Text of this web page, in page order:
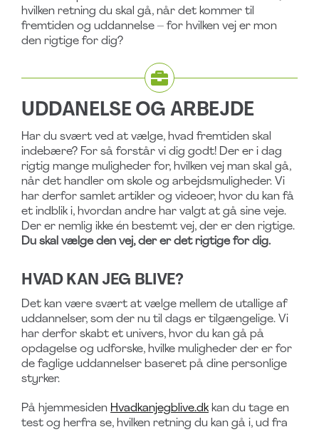
hvilken retning du skal gå, når det kommer til
fremtiden og uddannelse – for hvilken vej er mon
den rigtige for dig?
UDDANELSE OG ARBEJDE
Har du svært ved at vælge, hvad fremtiden skal
indebære? For så forstår vi dig godt! Der er i dag
rigtig mange muligheder for, hvilken vej man skal gå,
når det handler om skole og arbejdsmuligheder. Vi
har derfor samlet artikler og videoer, hvor du kan få
et indblik i, hvordan andre har valgt at gå sine veje.
Der er nemlig ikke én bestemt vej, der er den rigtige.
Du skal vælge den vej, der er det rigtige for dig.
HVAD KAN JEG BLIVE?
Det kan være svært at vælge mellem de utallige af
uddannelser, som der nu til dags er tilgængelige. Vi
har derfor skabt et univers, hvor du kan gå på
opdagelse og udforske, hvilke muligheder der er for
de faglige uddannelser baseret på dine personlige
styrker.
På hjemmesiden Hvadkanjegblive.dkkan du tage en
test og herfra se, hvilken retning du kan gå i, ud fra